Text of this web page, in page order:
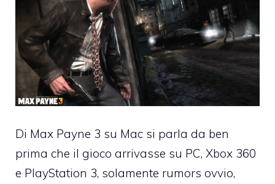
Di Max Payne 3 su Mac si parla da ben
prima che il gioco arrivasse su PC, Xbox 360
e PlayStation 3, solamente rumors ovvio,